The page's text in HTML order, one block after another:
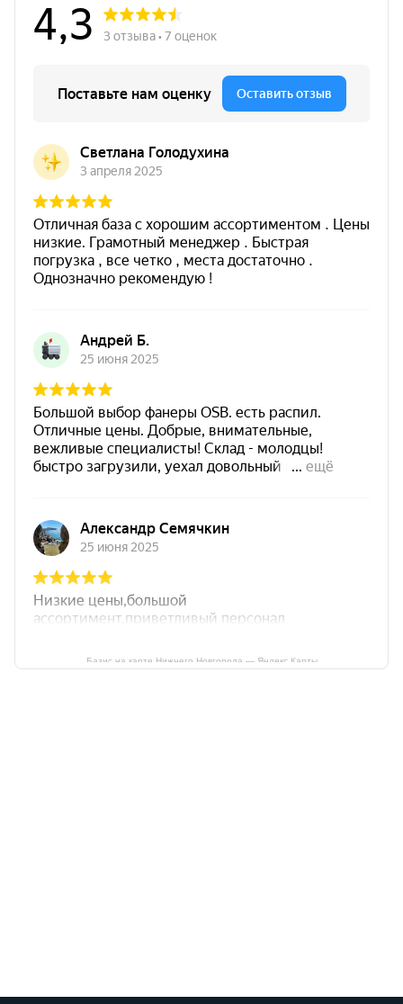
Базис на карте Нижнего Новгорода — Яндекс Карты